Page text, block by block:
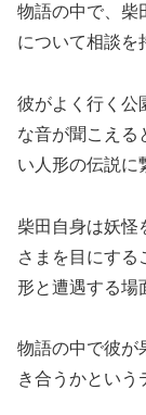
物語の中で、柴
について相談を
彼がよく行く公
な音が聞こえる
い人形の伝説に
柴田自身は妖怪
さまを目にする
形と遭遇する場
物語の中で彼が
き合うかという